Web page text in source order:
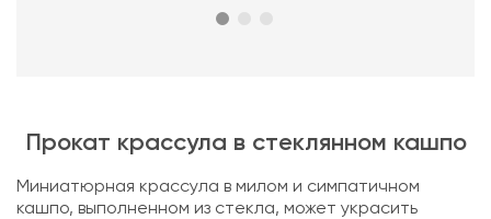
Прокат крассула в стеклянном кашпо
Миниатюрная крассула в милом и симпатичном
кашпо, выполненном из стекла, может украсить